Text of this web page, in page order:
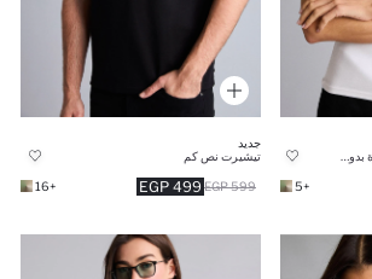
+5
جديد
تيشيرت نص كم
499 EGP 599 EGP
+16